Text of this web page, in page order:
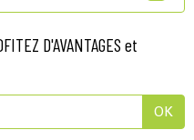
D'AVANTAGES et
OK